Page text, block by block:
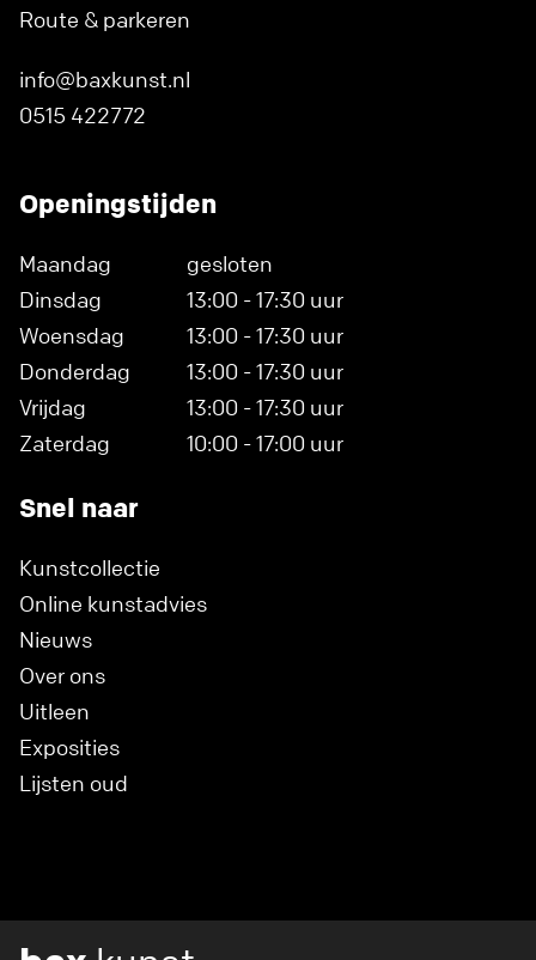
Route & parkeren
info@baxkunst.nl
0515 422772
Openingstijden
Maandag
gesloten
Dinsdag
13:00 - 17:30 uur
Woensdag
13:00 - 17:30 uur
Donderdag
13:00 - 17:30 uur
Vrijdag
13:00 - 17:30 uur
Zaterdag
10:00 - 17:00 uur
Snel naar
Kunstcollectie
Online kunstadvies
Nieuws
Over ons
Uitleen
Exposities
Lijsten oud